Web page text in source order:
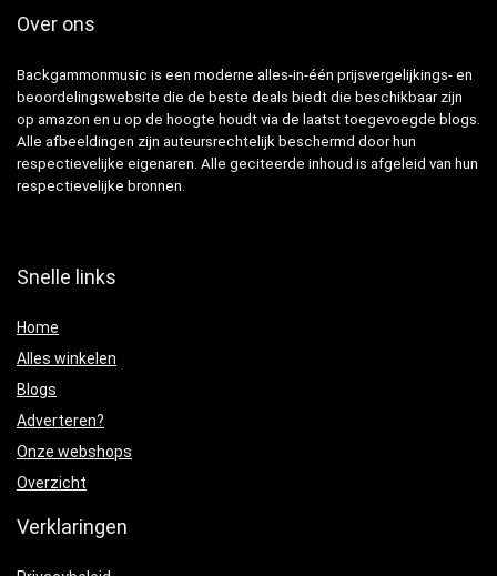
Over ons
Backgammonmusic is een moderne alles-in-één prijsvergelijkings- en
beoordelingswebsite die de beste deals biedt die beschikbaar zijn
op amazon en u op de hoogte houdt via de laatst toegevoegde blogs.
Alle afbeeldingen zijn auteursrechtelijk beschermd door hun
respectievelijke eigenaren. Alle geciteerde inhoud is afgeleid van hun
respectievelijke bronnen.
Snelle links
Home
Alles winkelen
Blogs
Adverteren?
Onze webshops
Overzicht
Verklaringen